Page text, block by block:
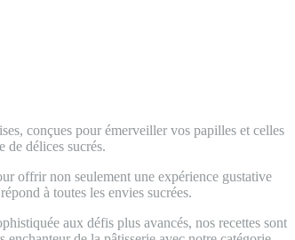
conçues pour émerveiller vos papilles et celles
de délices sucrés.
offrir non seulement une expérience gustative
à toutes les envies sucrées.
aux défis plus avancés, nos recettes sont